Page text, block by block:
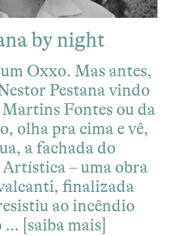
by night
Oxxo. Mas antes,
Pestana vindo
Fontes ou da
olha pra cima e vê,
a fachada do
– uma obra
finalizada
ao incêndio
… [saiba mais]